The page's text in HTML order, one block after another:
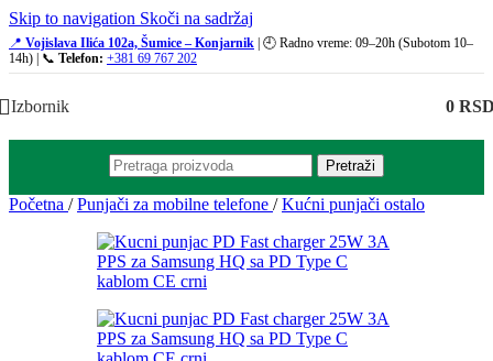
Skip to navigation Skoči na sadržaj
📍 Vojislava Ilića 102a, Šumice – Konjarnik | 🕘 Radno vreme: 09–20h (Subotom 10–
14h) | 📞 Telefon: +381 69 767 202
Izbornik 0
Pretraži
Početna / Punjači za mobilne telefone / Kućni punjači ostalo